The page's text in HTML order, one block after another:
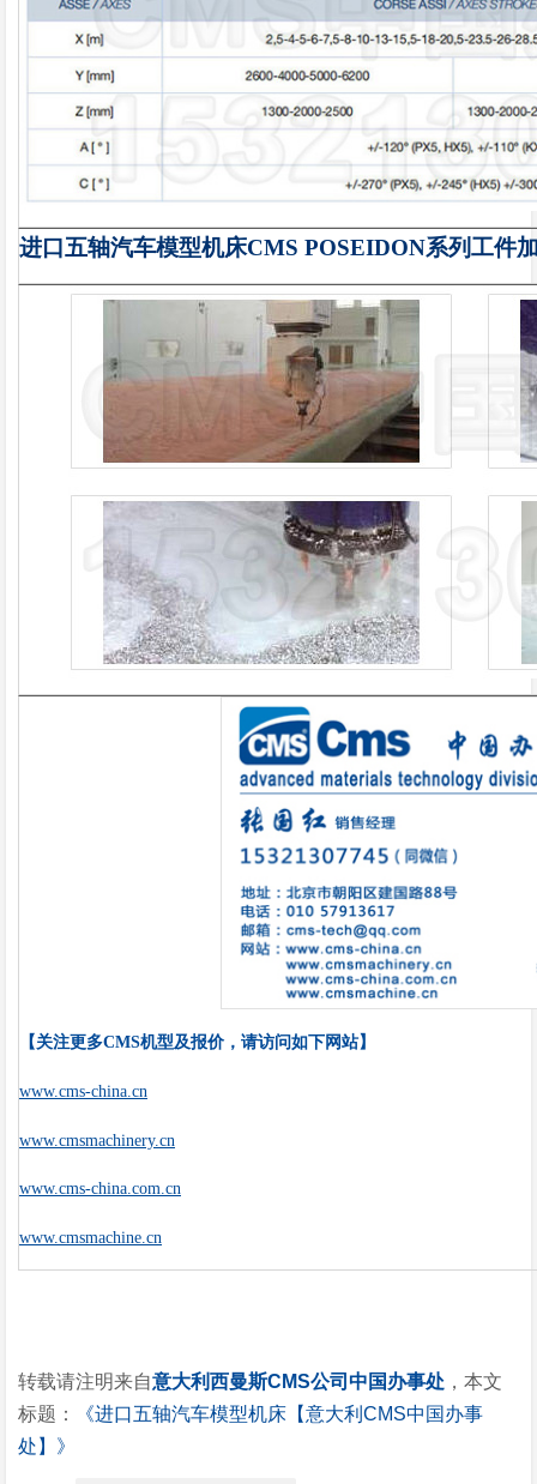
进口五轴汽车模型机床CMS POSEIDON系列工件
【关注更多CMS机型及报价，请访问如下网站】
www.cms-china.cn
www.cmsmachinery.cn
www.cms-china.com.cn
www.cmsmachine.cn
转载请注明来自意大利西曼斯CMS公司中国办事处 ，本文
标题：
《进口五轴汽车模型机床【意大利CMS中国办事
处】》